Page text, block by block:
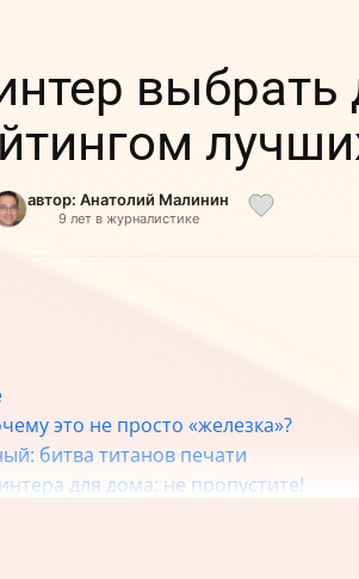
автор: Анатолий Малинин
9 лет в журналистике
это не просто «железка»?
битва титанов печати
для дома: не пропустите!
в 2025 году: рейтинг и краткое
внимание на СНПЧ?